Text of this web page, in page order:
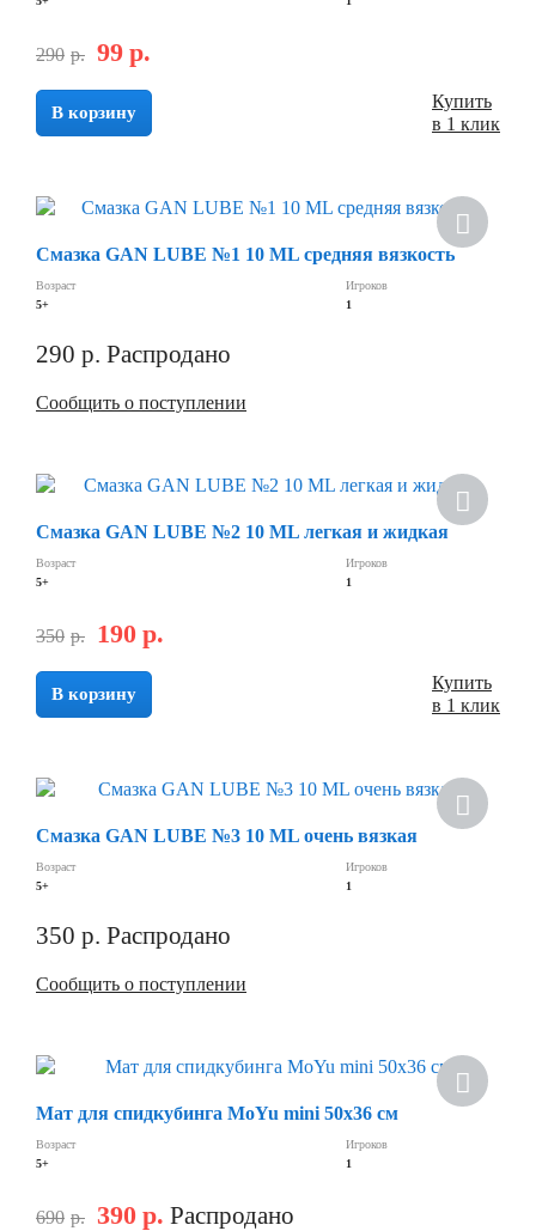
290 р. 99 р.
В корзину
Купить
в 1 клик
Смазка GAN LUBE №1 10 ML средняя вязкость
Возраст
5+
Игроков
1
290 р. Распродано
Сообщить о поступлении
Смазка GAN LUBE №2 10 ML легкая и жидкая
Возраст
5+
Игроков
1
350 р. 190 р.
В корзину
Купить
в 1 клик
Смазка GAN LUBE №3 10 ML очень вязкая
Возраст
5+
Игроков
1
350 р. Распродано
Сообщить о поступлении
Мат для спидкубинга MoYu mini 50х36 см
Возраст
5+
Игроков
1
690 р. 390 р. Распродано